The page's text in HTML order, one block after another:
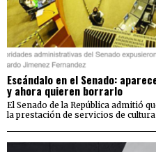
Escándalo en el Senado:
y ahora quieren borrarlo
El Senado de la República admitió
la prestación de servicios de